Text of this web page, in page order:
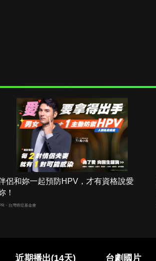
侶和妳一起預防HPV，才有資格說愛
！
PR・台灣癌症基金會
近期播出(14天) 台劇國片